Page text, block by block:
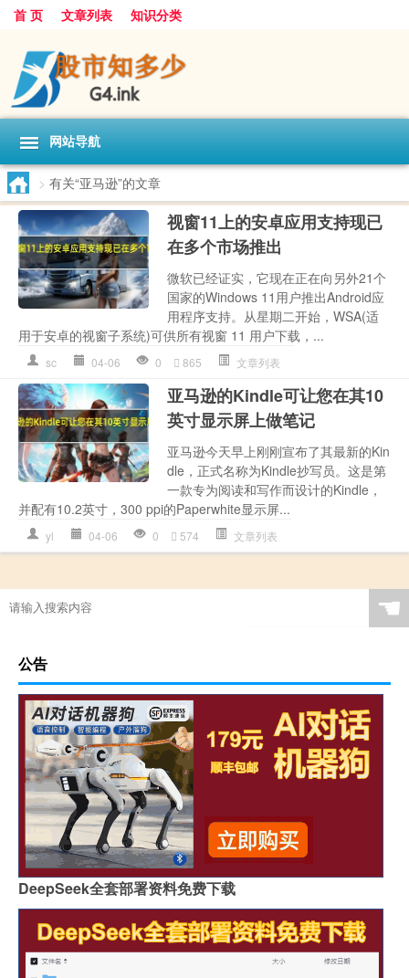
首 页 文章列表 知识分类
网站导航
> 有关“亚马逊”的文章
视窗11上的安卓应用支持现已
在多个市场推出
微软已经证实，它现在正在向另外21个
国家的Windows 11用户推出Android应
用程序支持。从星期二开始，WSA(适
用于安卓的视窗子系统)可供所有视窗 11 用户下载，...
sc 04-06 0 865 文章列表
亚马逊的Kindle可让您在其10
英寸显示屏上做笔记
亚马逊今天早上刚刚宣布了其最新的Kin
dle，正式名称为Kindle抄写员。这是第
一款专为阅读和写作而设计的Kindle，
并配有10.2英寸，300 ppi的Paperwhite显示屏...
yl 04-06 0 574 文章列表
☚
公告
DeepSeek全套部署资料免费下载